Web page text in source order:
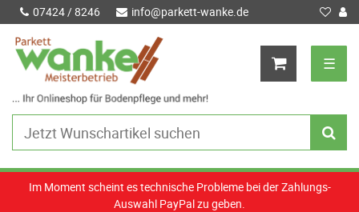
07424 / 8246 info@parkett-wanke.de
☰
Im Moment scheint es technische Probleme bei der Zahlungs-
Auswahl PayPal zu geben.